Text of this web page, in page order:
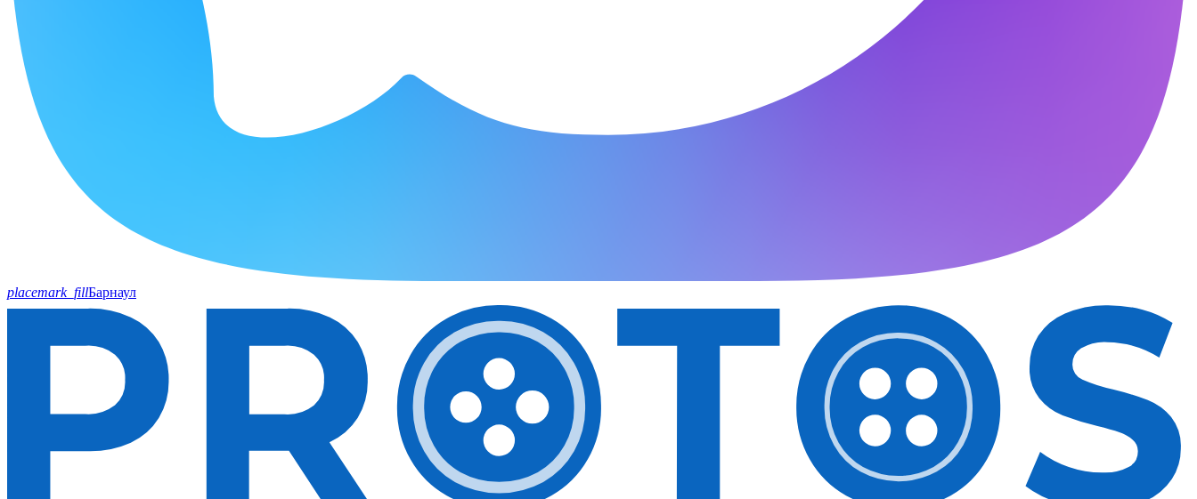
placemark_fillБарнаул